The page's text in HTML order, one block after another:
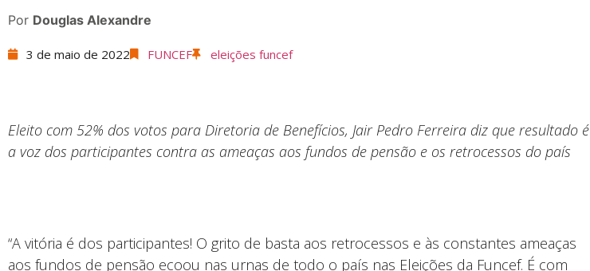
Por Douglas Alexandre
3 de maio de 2022 FUNCEF eleições funcef
Eleito com 52% dos votos para Diretoria de Benefícios, Jair Pedro Ferreira diz que resultado é
a voz dos participantes contra as ameaças aos fundos de pensão e os retrocessos do país
“A vitória é dos participantes! O grito de basta aos retrocessos e às constantes ameaças
aos fundos de pensão ecoou nas urnas de todo o país nas Eleições da Funcef. É com